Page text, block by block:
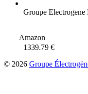
Groupe
Amazon
1339.79 €
© 2026 Groupe